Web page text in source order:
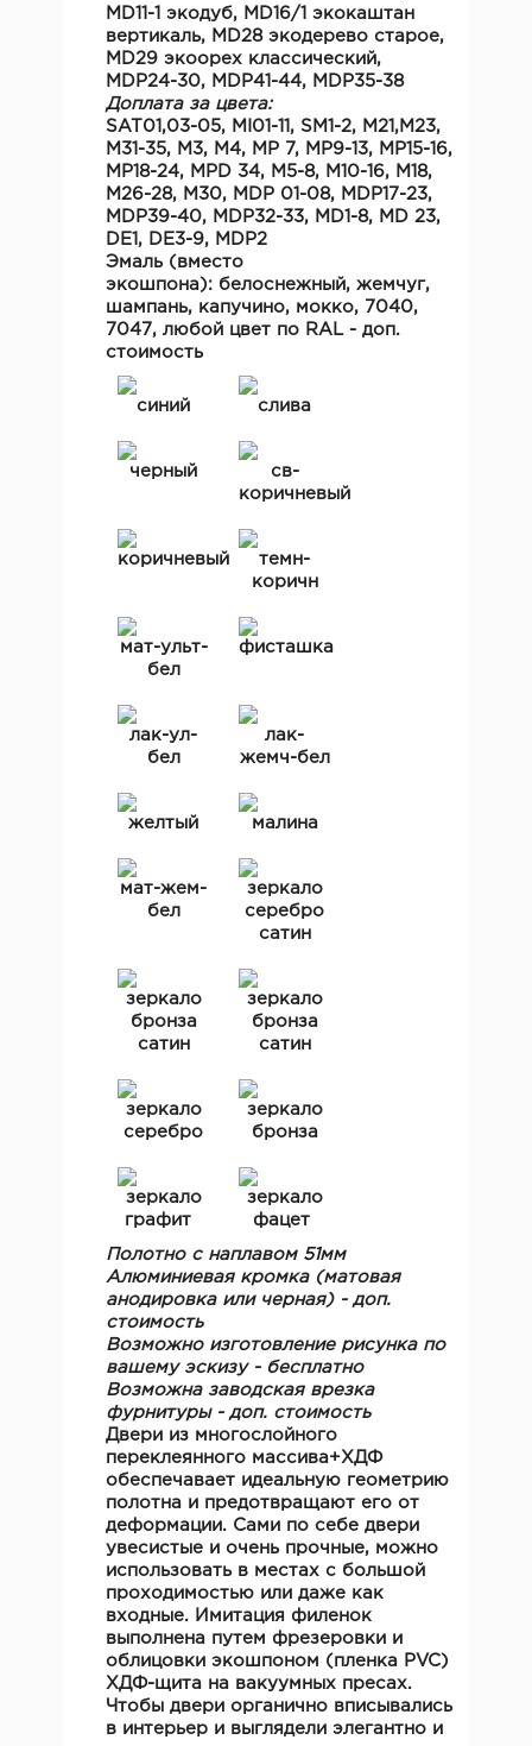
MD11-1 экодуб, MD16/1 экокаштан
вертикаль, MD28 экодерево старое,
MD29 экоорех классический,
MDP24-30, MDP41-44, MDP35-38
Доплата за цвета:
SAT01,03-05, MI01-11, SM1-2, M21,М23,
M31-35, M3, М4, MP 7, МР9-13, МР15-16,
МР18-24, MPD 34, M5-8, M10-16, М18,
M26-28, М30, MDP 01-08, MDP17-23,
MDP39-40, MDP32-33, MD1-8, MD 23,
DE1, DE3-9, MDP2
Эмаль (вместо
экошпона): белоснежный, жемчуг,
шампань, капучино, мокко, 7040,
7047, любой цвет по RAL - доп.
стоимость
синий слива
черный
св-
коричневый
коричневый
темн-
коричн
мат-ульт-
бел
фисташка
лак-ул-
бел
лак-
жемч-бел
желтый малина
мат-жем-
бел
зеркало
серебро
сатин
зеркало
бронза
сатин
зеркало
бронза
сатин
зеркало
серебро
зеркало
бронза
зеркало
графит
зеркало
фацет
Полотно с наплавом 51мм
Алюминиевая кромка (матовая
анодировка или черная) - доп.
стоимость
Возможно изготовление рисунка по
вашему эскизу - бесплатно
Возможна заводская врезка
фурнитуры - доп. стоимость
Двери из многослойного
переклеянного массива+ХДФ
обеспечавает идеальную геометрию
полотна и предотвращают его от
деформации. Сами по себе двери
увесистые и очень прочные, можно
использовать в местах с большой
проходимостью или даже как
входные. Имитация филенок
выполнена путем фрезеровки и
облицовки экошпоном (пленка PVC)
ХДФ-щита на вакуумных пресах.
Чтобы двери органично вписывались
в интерьер и выглядели элегантно и